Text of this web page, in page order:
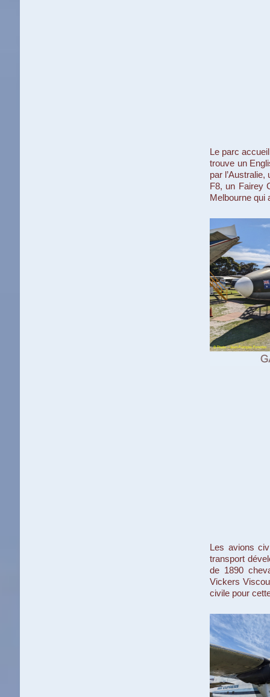
Le parc
trouve un
par
F8, un Fairey
Melbourne qui
Les avions
transport
de 1890
Vickers
civile pour